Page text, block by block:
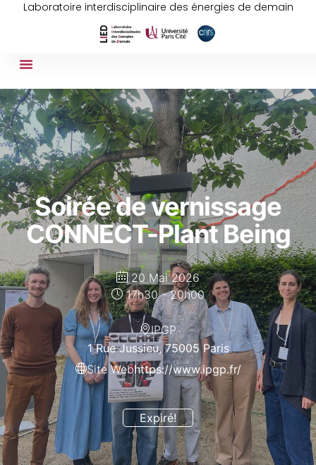
Laboratoire interdisciplinaire des énergies de demain
Soirée de vernissage
CONNECT-Plant Being
20 Mai 2026
Expiré!
17h30 - 20h00
IPGP
1 Rue Jussieu, 75005 Paris
Site Webhttps://www.ipgp.fr/